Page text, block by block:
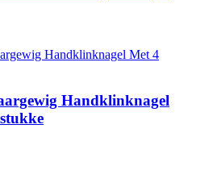
Handklinknagel